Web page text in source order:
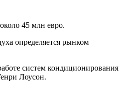
45 млн евро.
определяется рынком
систем кондиционирования
Лоусон.